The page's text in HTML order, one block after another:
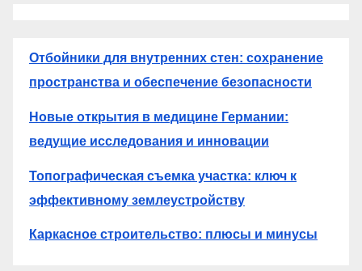
Отбойники для внутренних стен: сохранение
пространства и обеспечение безопасности
Новые открытия в медицине Германии:
ведущие исследования и инновации
Топографическая съемка участка: ключ к
эффективному землеустройству
Каркасное строительство: плюсы и минусы